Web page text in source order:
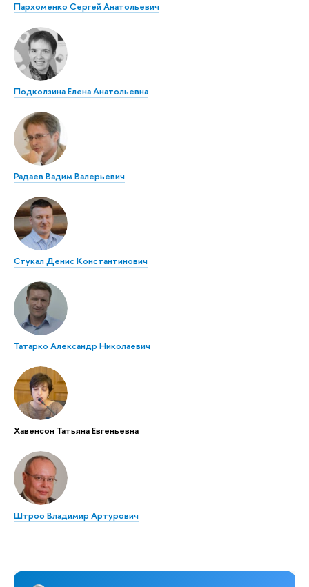
Пархоменко Сергей Анатольевич
Подколзина Елена Анатольевна
Радаев Вадим Валерьевич
Стукал Денис Константинович
Татарко Александр Николаевич
Хавенсон Татьяна Евгеньевна
Штроо Владимир Артурович